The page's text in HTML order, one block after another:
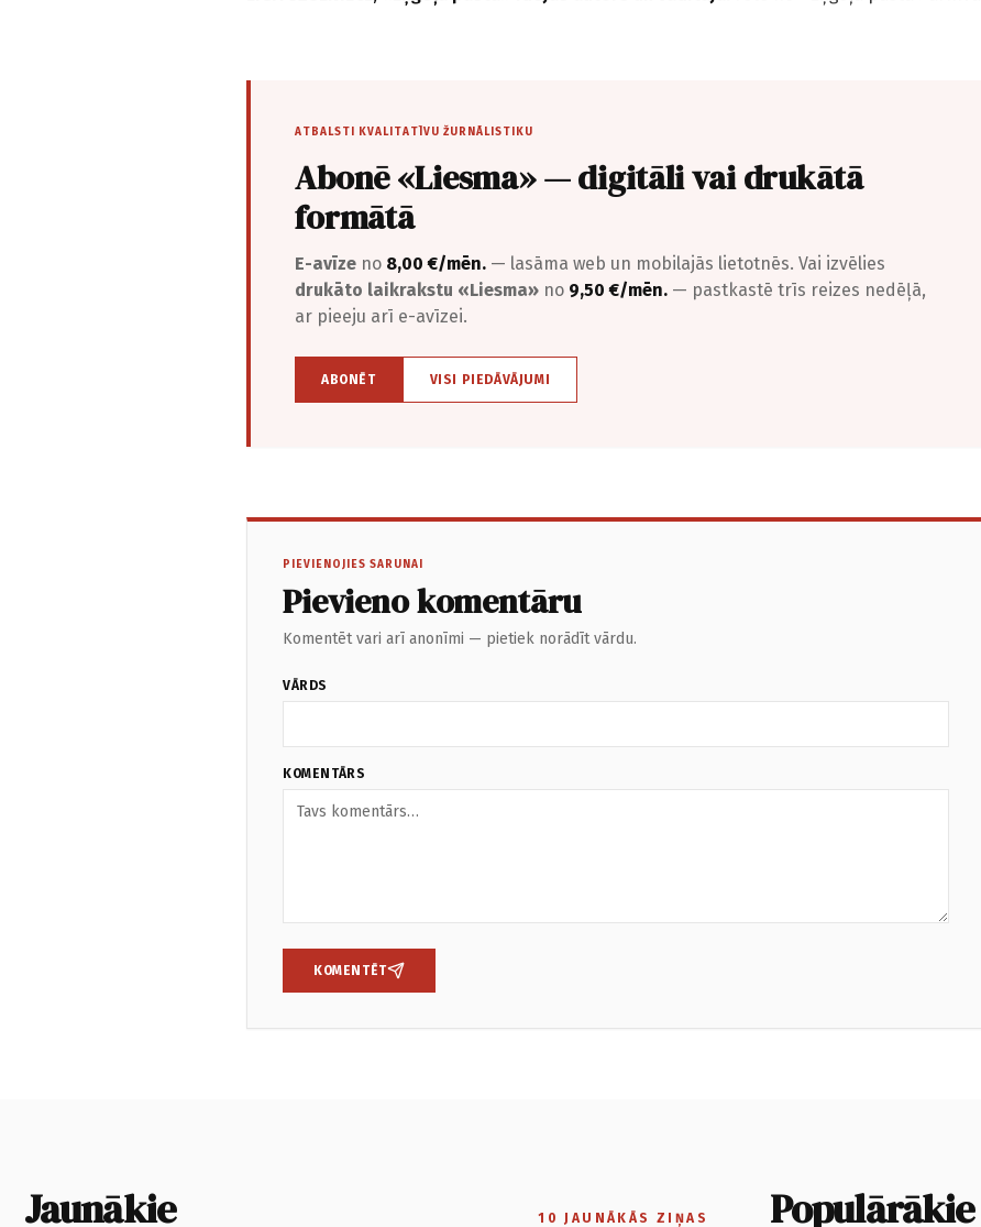
ATBALSTI KVALITATĪVU ŽURNĀLISTIKU
Abonē «Liesma» — digitāli vai drukātā
formātā
E-avīze no 8,00 €/mēn. — lasāma web un mobilajās lietotnēs. Vai izvēlies
drukāto laikrakstu «Liesma» no 9,50 €/mēn. — pastkastē trīs reizes nedēļā,
ar pieeju arī e-avīzei.
ABONĒT VISI PIEDĀVĀJUMI
PIEVIENOJIES SARUNAI
Pievieno komentāru
Komentēt vari arī anonīmi — pietiek norādīt vārdu.
VĀRDS
KOMENTĀRS
KOMENTĒT
Jaunākie 10 JAUNĀKĀS ZIŅAS Populārākie